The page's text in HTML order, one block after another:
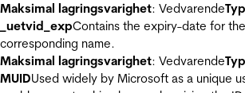
Maksimal lagringsvarighet: Vedvarende
_uetvid_expContains the expiry-date for
corresponding name.
Maksimal lagringsvarighet: Vedvarende
MUIDUsed widely by Microsoft as a unique